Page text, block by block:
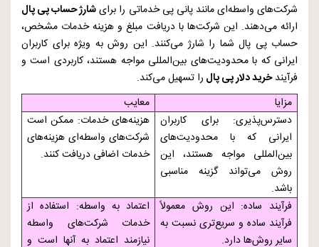
شرکت‌های واسطه‌ای مانند پانی پی خدماتی را برایشارژ حساب پی پال
ارائه می‌دهند. این شرکت‌ها با دریافت مبلغ و هزینه خدمات مشخص،
حساب پی پال شما را شارژ می‌کنند. این روش به ویژه برای کاربران
ایرانی که با محدودیت‌های بین‌المللی مواجه هستند، کاربردی است و
فرآیندخرید دلار پی پال را تسهیل می‌کند.
مزایا
معایب
دسترس‌پذیری: برای کاربران
ایرانی که با محدودیت‌های
بین‌المللی مواجه هستند، این
روش می‌تواند گزینه مناسبی
باشد.
هزینه‌های خدمات: ممکن است
شرکت‌های واسطه‌ای هزینه‌های
خدمات اضافی دریافت کنند.
فرآیند ساده: این روش معمولاً
فرآیند ساده و سریع‌تری نسبت به
سایر روش‌ها دارد.
اعتماد به واسطه: استفاده از
خدمات شرکت‌های واسطه
نیازمند اعتماد به آنها است و